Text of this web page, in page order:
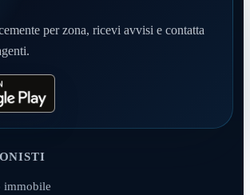
per zona, ricevi avvisi e contatta
immobile